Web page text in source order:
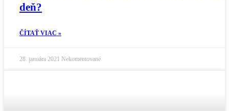
deň?
ČÍTAŤ VIAC »
28. januára 2021 Nekomentované